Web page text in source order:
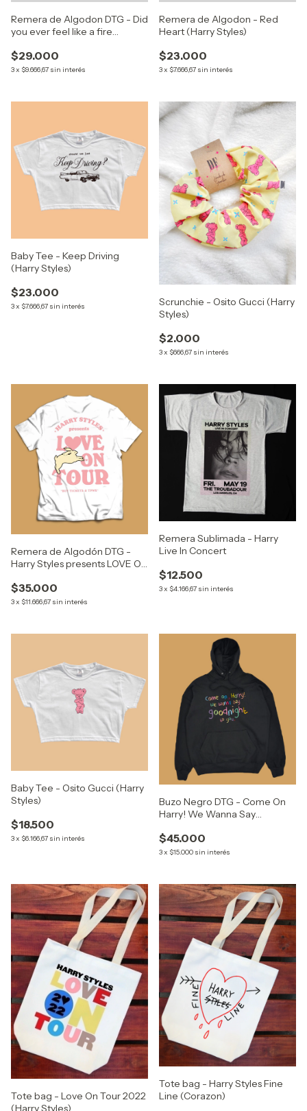
Remera de Algodon DTG - Did
you ever feel like a fire
$29.000
3x $9.666,67 sin interés
Remera de Algodon - Red
Heart (Harry Styles)
$23.000
3x $7.666,67 sin interés
Baby Tee - Keep Driving
(Harry Styles)
$23.000
3x $7.666,67 sin interés
Scrunchie - Osito Gucci (Harry
Styles)
$2.000
3x $666,67 sin interés
Remera de Algodón DTG -
Harry Styles presents LOVE ON
$35.000
3x $11.666,67 sin interés
Remera Sublimada - Harry
Live In Concert
$12.500
3x $4.166,67 sin interés
Baby Tee - Osito Gucci (Harry
Styles)
$18.500
3x $6.166,67 sin interés
Buzo Negro DTG - Come On
Harry! We Wanna Say
Styles)
$45.000
3x $15.000 sin interés
Tote bag - Love On Tour 2022
(Harry Styles)
Tote bag - Harry Styles Fine
Line (Corazon)